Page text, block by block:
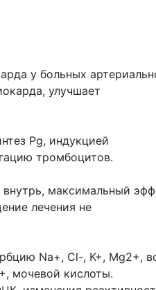
у больных
улучшает
Pg, индукцией
тромбоцитов.
внутрь, максимальный
лечения не
Na+, Cl-, K+, Mg2+,
мочевой кислоты.